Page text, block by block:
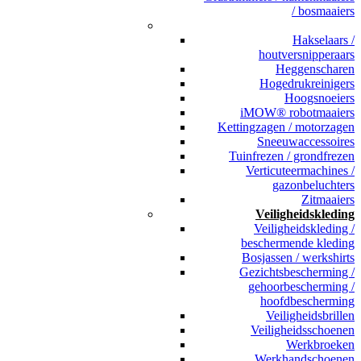
/ bosmaaiers
Hakselaars /
houtversnipperaars
Heggenscharen
Hogedrukreinigers
Hoogsnoeiers
iMOW® robotmaaiers
Kettingzagen / motorzagen
Sneeuwaccessoires
Tuinfrezen / grondfrezen
Verticuteermachines /
gazonbeluchters
Zitmaaiers
Veiligheidskleding
Veiligheidskleding /
beschermende kleding
Bosjassen / werkshirts
Gezichtsbescherming /
gehoorbescherming /
hoofdbescherming
Veiligheidsbrillen
Veiligheidsschoenen
Werkbroeken